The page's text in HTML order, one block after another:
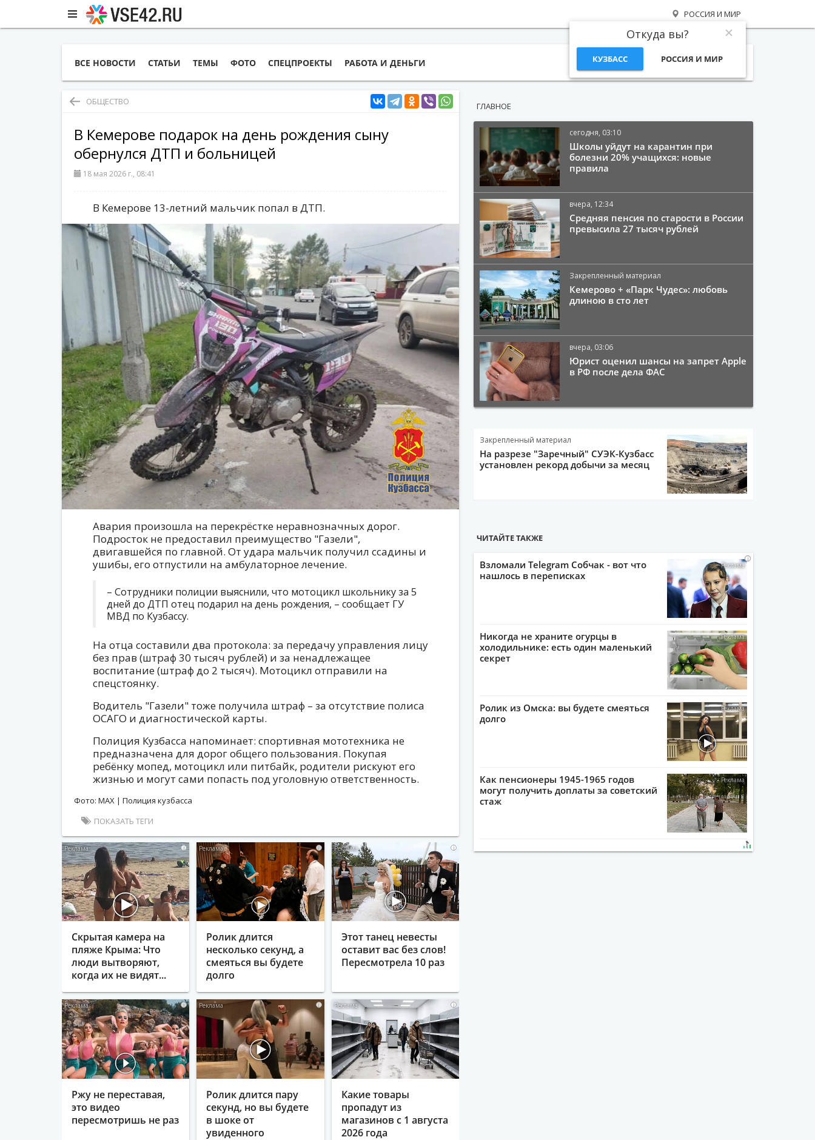
РОССИЯ И МИР
Откуда вы?
КУЗБАСС РОССИЯ И МИР
ВСЕ НОВОСТИ СТАТЬИ ТЕМЫ ФОТО СПЕЦПРОЕКТЫ РАБОТА И ДЕНЬГИ
ОБЩЕСТВО
В Кемерове подарок на день рождения сыну
обернулся ДТП и больницей
18 мая 2026 г., 08:41
В Кемерове 13-летний мальчик попал в ДТП.
Авария произошла на перекрёстке неравнозначных дорог.
Подросток не предоставил преимущество "Газели",
двигавшейся по главной. От удара мальчик получил ссадины и
ушибы, его отпустили на амбулаторное лечение.
– Сотрудники полиции выяснили, что мотоцикл школьнику за 5
дней до ДТП отец подарил на день рождения, – сообщает ГУ
МВД по Кузбассу.
На отца составили два протокола: за передачу управления лицу
без прав (штраф 30 тысяч рублей) и за ненадлежащее
воспитание (штраф до 2 тысяч). Мотоцикл отправили на
спецстоянку.
Водитель "Газели" тоже получила штраф – за отсутствие полиса
ОСАГО и диагностической карты.
Полиция Кузбасса напоминает: спортивная мототехника не
предназначена для дорог общего пользования. Покупая
ребёнку мопед, мотоцикл или питбайк, родители рискуют его
жизнью и могут сами попасть под уголовную ответственность.
Фото: MAX | Полиция кузбасса
ПОКАЗАТЬ ТЕГИ
i
Скрытая камера на
пляже Крыма: Что
люди вытворяют,
когда их не видят...
i
Ролик длится
несколько секунд, а
смеяться вы будете
долго
i
Этот танец невесты
оставит вас без слов!
Пересмотрела 10 раз
i
Ржу не переставая,
это видео
пересмотришь не раз
i
Ролик длится пару
секунд, но вы будете
в шоке от
увиденного
i
Какие товары
пропадут из
магазинов с 1 августа
2026 года
ГЛАВНОЕ
сегодня, 03:10
Школы уйдут на карантин при
болезни 20% учащихся: новые
правила
вчера, 12:34
Средняя пенсия по старости в России
превысила 27 тысяч рублей
Закрепленный материал
Кемерово + «Парк Чудес»: любовь
длиною в сто лет
вчера, 03:06
Юрист оценил шансы на запрет Apple
в РФ после дела ФАС
Закрепленный материал
На разрезе "Заречный" СУЭК-Кузбасс
установлен рекорд добычи за месяц
ЧИТАЙТЕ ТАКЖЕ
i
Взломали Telegram Собчак - вот что
нашлось в переписках
i
Никогда не храните огурцы в
холодильнике: есть один маленький
секрет
i
Ролик из Омска: вы будете смеяться
долго
i
Как пенсионеры 1945-1965 годов
могут получить доплаты за советский
стаж